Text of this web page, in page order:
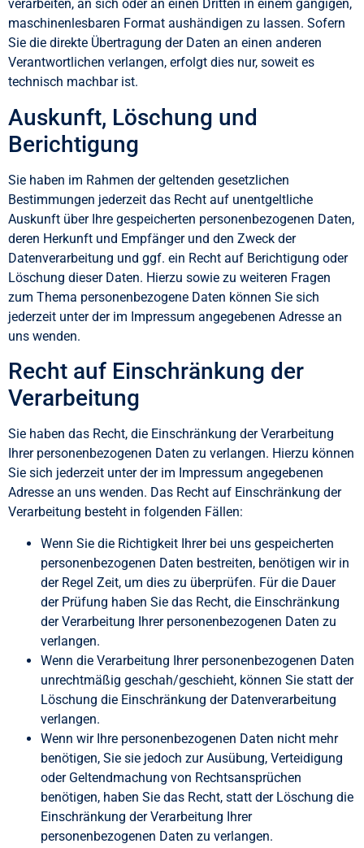
verarbeiten, an sich oder an einen Dritten in einem gängigen,
maschinenlesbaren Format aushändigen zu lassen. Sofern
Sie die direkte Übertragung der Daten an einen anderen
Verantwortlichen verlangen, erfolgt dies nur, soweit es
technisch machbar ist.
Auskunft, Löschung und
Berichtigung
Sie haben im Rahmen der geltenden gesetzlichen
Bestimmungen jederzeit das Recht auf unentgeltliche
Auskunft über Ihre gespeicherten personenbezogenen Daten,
deren Herkunft und Empfänger und den Zweck der
Datenverarbeitung und ggf. ein Recht auf Berichtigung oder
Löschung dieser Daten. Hierzu sowie zu weiteren Fragen
zum Thema personenbezogene Daten können Sie sich
jederzeit unter der im Impressum angegebenen Adresse an
uns wenden.
Recht auf Einschränkung der
Verarbeitung
Sie haben das Recht, die Einschränkung der Verarbeitung
Ihrer personenbezogenen Daten zu verlangen. Hierzu können
Sie sich jederzeit unter der im Impressum angegebenen
Adresse an uns wenden. Das Recht auf Einschränkung der
Verarbeitung besteht in folgenden Fällen:
Wenn Sie die Richtigkeit Ihrer bei uns gespeicherten
personenbezogenen Daten bestreiten, benötigen wir in
der Regel Zeit, um dies zu überprüfen. Für die Dauer
der Prüfung haben Sie das Recht, die Einschränkung
der Verarbeitung Ihrer personenbezogenen Daten zu
verlangen.
Wenn die Verarbeitung Ihrer personenbezogenen Daten
unrechtmäßig geschah/geschieht, können Sie statt der
Löschung die Einschränkung der Datenverarbeitung
verlangen.
Wenn wir Ihre personenbezogenen Daten nicht mehr
benötigen, Sie sie jedoch zur Ausübung, Verteidigung
oder Geltendmachung von Rechtsansprüchen
benötigen, haben Sie das Recht, statt der Löschung die
Einschränkung der Verarbeitung Ihrer
personenbezogenen Daten zu verlangen.